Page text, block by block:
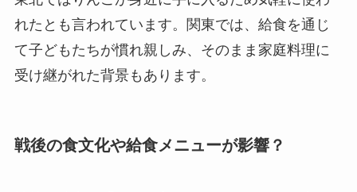
れたとも言われています。関東では、給食を通じ
て子どもたちが慣れ親しみ、そのまま家庭料理に
受け継がれた背景もあります。
戦後の食文化や給食メニューが影響？